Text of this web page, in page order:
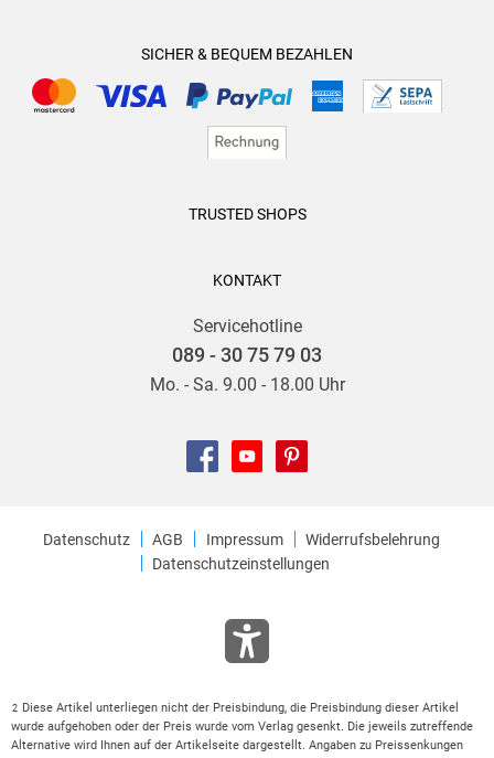
SICHER & BEQUEM BEZAHLEN
TRUSTED SHOPS
KONTAKT
Servicehotline
089 - 30 75 79 03
Mo. - Sa. 9.00 - 18.00 Uhr
Datenschutz AGB Impressum
Widerrufsbelehrung
Datenschutzeinstellungen
2 Diese Artikel unterliegen nicht der Preisbindung, die Preisbindung dieser Artikel
wurde aufgehoben oder der Preis wurde vom Verlag gesenkt. Die jeweils zutreffende
Alternative wird Ihnen auf der Artikelseite dargestellt. Angaben zu Preissenkungen